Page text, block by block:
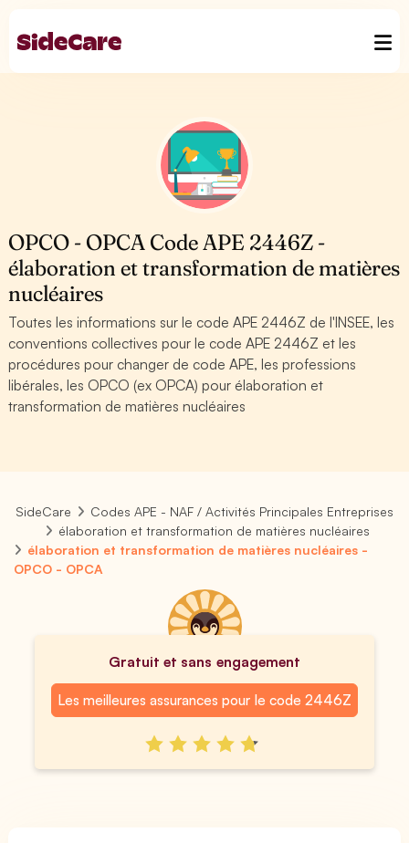
OPCO - OPCA Code APE 2446Z -
élaboration et transformation de matières
nucléaires
Toutes les informations sur le code APE 2446Z de l'INSEE, les
conventions collectives pour le code APE 2446Z et les
procédures pour changer de code APE, les professions
libérales, les OPCO (ex OPCA) pour élaboration et
transformation de matières nucléaires
SideCare
Codes APE - NAF / Activités Principales Entreprises
élaboration et transformation de matières nucléaires
élaboration et transformation de matières nucléaires -
OPCO - OPCA
Gratuit et sans engagement
Les meilleures assurances pour le code 2446Z